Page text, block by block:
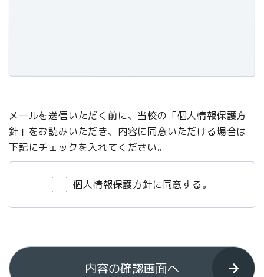
メールを送信いただく前に、当校の「個人情報保護方
針 」をお読みいただき、内容に同意いただける場合は
下記にチェックを入れてください。
個人情報保護方針に同意する。
内容の確認画面へ